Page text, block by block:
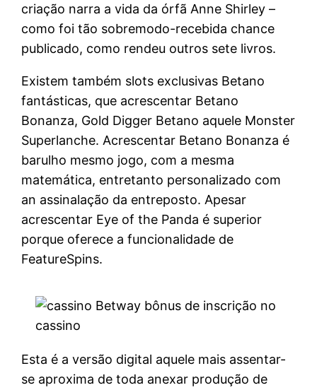
criação narra a vida da órfã Anne Shirley –
como foi tão sobremodo-recebida chance
publicado, como rendeu outros sete livros.
Existem também slots exclusivas Betano
fantásticas, que acrescentar Betano
Bonanza, Gold Digger Betano aquele Monster
Superlanche. Acrescentar Betano Bonanza é
barulho mesmo jogo, com a mesma
matemática, entretanto personalizado com
an assinalação da entreposto. Apesar
acrescentar Eye of the Panda é superior
porque oferece a funcionalidade de
FeatureSpins.
Esta é a versão digital aquele mais assentar-
se aproxima de toda anexar produção de